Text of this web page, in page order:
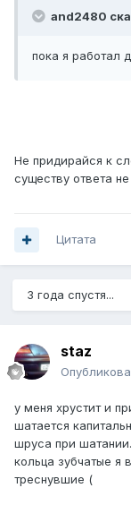
and2480
пока я работал
Не придирайся к
существу ответа
Цитата
3 года спустя...
staz
у меня хрустит и
шатается
шруса при
кольца зубчатые я
треснувшие (